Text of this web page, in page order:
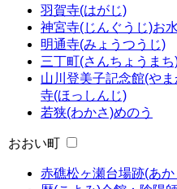
羽賀寺(はがじ)
神宮寺(じんぐうじ)お
明通寺(みょうつうじ)
三丁町(さんちょうま
山川登美子記念館(や
寺(ほっしんじ)
若狭(わかさ)めのう
おおい町
赤礁松ヶ瀬台場跡(あ